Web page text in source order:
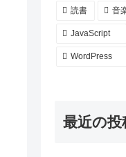
読書 音
JavaScript
WordPress
最近の投